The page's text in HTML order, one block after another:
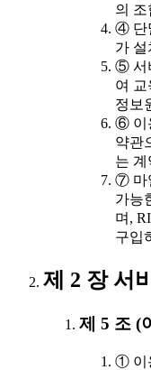
의 조
④ 단
가 설
⑤ 서
여
정보
⑥ 이
약관
는
⑦ 마
가능
며,
구입
제 2 장 서
제 5 조 (
① 이